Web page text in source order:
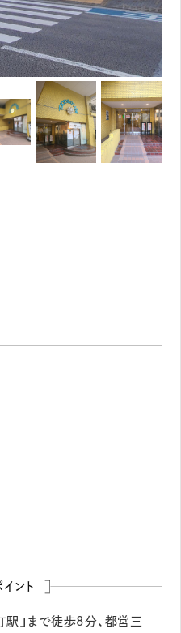
ント
駅」まで徒歩8分、都営三